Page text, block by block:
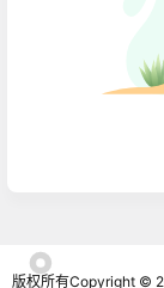
版权所有Copyright ©